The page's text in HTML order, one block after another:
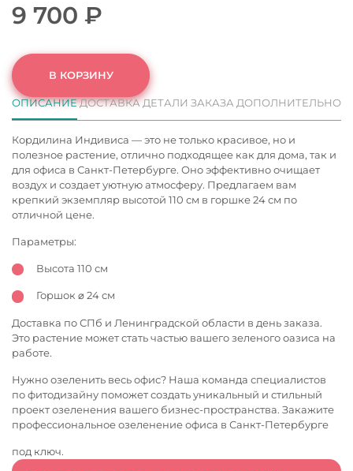
9 700 ₽
В КОРЗИНУ
ОПИСАНИЕДОСТАВКАДЕТАЛИ ЗАКАЗА ДОПОЛНИТЕЛЬНО
Кордилина Индивиса — это не только красивое, но и
полезное растение, отлично подходящее как для дома, так и
для офиса в Санкт-Петербурге. Оно эффективно очищает
воздух и создает уютную атмосферу. Предлагаем вам
крепкий экземпляр высотой 110 см в горшке 24 см по
отличной цене.
Параметры:
Высота 110 см
Горшок ⌀ 24 см
Доставка по СПб и Ленинградской области в день заказа.
Это растение может стать частью вашего зеленого оазиса на
работе.
Нужно озеленить весь офис? Наша команда специалистов
по фитодизайну поможет создать уникальный и стильный
проект озеленения вашего бизнес-пространства. Закажите
профессиональноеозеленение офиса в Санкт-Петербурге
под ключ.